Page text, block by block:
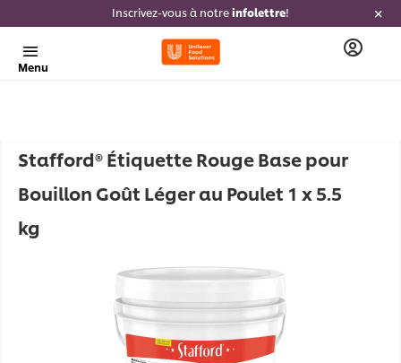
Inscrivez-vous à notreinfolettre!
Menu
Stafford® Étiquette Rouge Base pour
Bouillon Goût Léger au Poulet 1 x 5.5
kg